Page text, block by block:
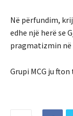
Në përfundim,
edhe një herë se
pragmatizmin
Grupi MCG ju